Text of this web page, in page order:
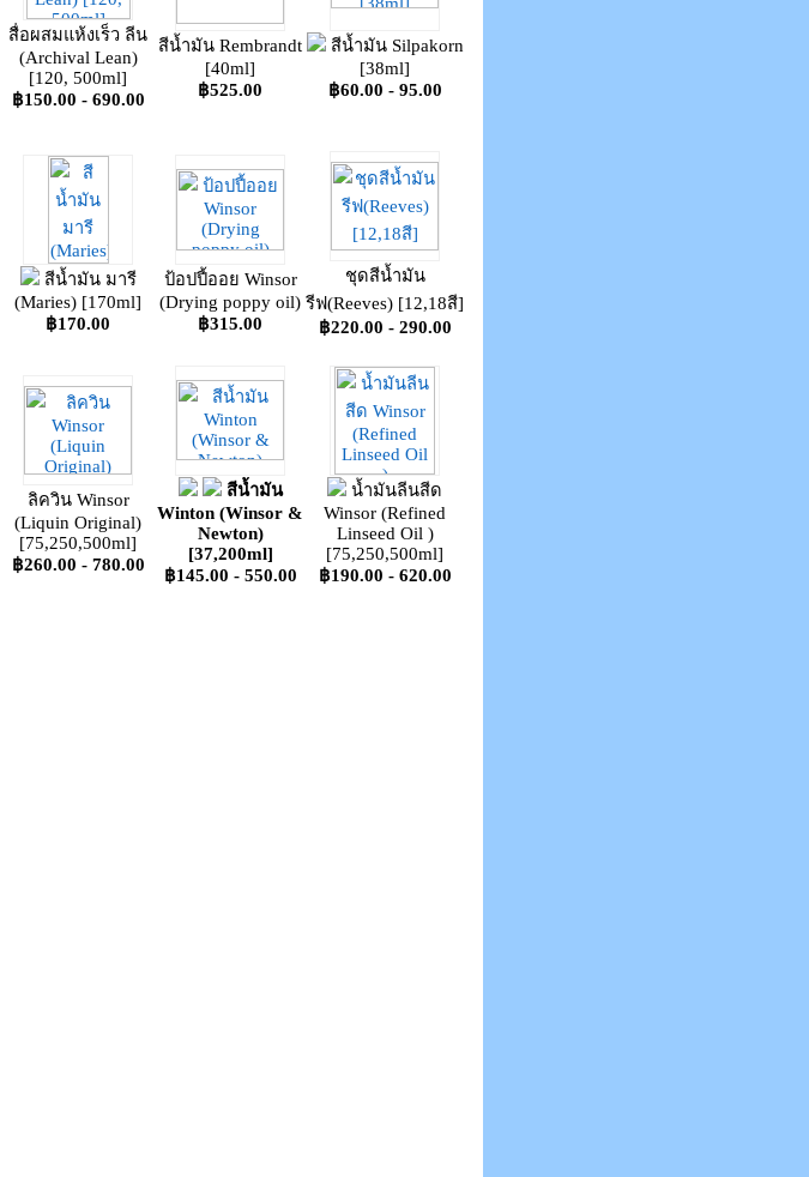
สื่อผสมแห้งเร็ว ลีน
(Archival Lean)
[120, 500ml]
฿150.00 - 690.00
สีน้ำมัน Rembrandt
[40ml]
฿525.00
สีน้ำมัน Silpakorn
[38ml]
฿60.00 - 95.00
สีน้ำมัน มารี
(Maries) [170ml]
฿170.00
ป้อปปี้ออย Winsor
(Drying poppy oil)
฿315.00
ชุดสีน้ำมัน
รีฟ(Reeves) [12,18สี]
฿220.00 - 290.00
ลิควิน Winsor
(Liquin Original)
[75,250,500ml]
฿260.00 - 780.00
สีน้ำมัน
Winton (Winsor &
Newton)
[37,200ml]
฿145.00 - 550.00
น้ำมันลีนสีด
Winsor (Refined
Linseed Oil )
[75,250,500ml]
฿190.00 - 620.00